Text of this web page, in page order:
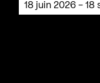
18 juin 2026 - 18